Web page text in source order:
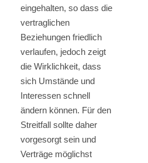
eingehalten, so dass die
vertraglichen
Beziehungen friedlich
verlaufen, jedoch zeigt
die Wirklichkeit, dass
sich Umstände und
Interessen schnell
ändern können. Für den
Streitfall sollte daher
vorgesorgt sein und
Verträge möglichst